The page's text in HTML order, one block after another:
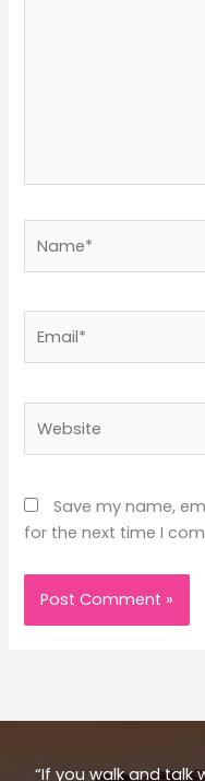
Save my name,
for the next time I
“If you walk and talk